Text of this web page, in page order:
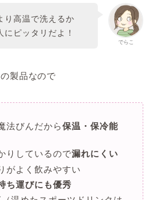
でらこ
り高温で洗えるか
ピッタリだよ！
製品なので
法びんだから保温・保冷能
りしているので漏れにくい
がよく飲みやすい
ち運びにも優秀